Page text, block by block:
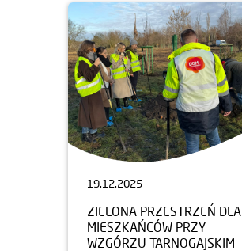
19.12.2025
ZIELONA PRZESTRZEŃ DLA
MIESZKAŃCÓW PRZY
WZGÓRZU TARNOGAJSKIM